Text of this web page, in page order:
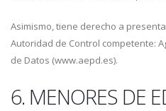
Asimismo, tiene derecho a
Autoridad de Control competente:
de Datos (www.aepd.es).
6. MENORES DE